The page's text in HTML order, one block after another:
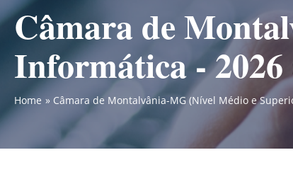
Câmara de
Informática -
Home Câmara de Montalvânia-MG (Nível Médio e